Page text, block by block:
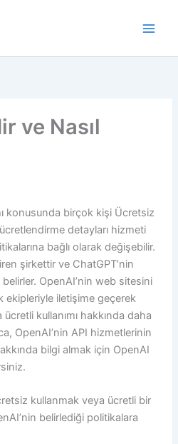
ve Nasıl
konusunda birçok kişi Ücretsiz
detayları hizmeti
bağlı olarak değişebilir.
şirkettir ve ChatGPT’nin
belirler. OpenAI’nin web sitesini
ekipleriyle iletişime geçerek
kullanımı hakkında daha
OpenAI’nin API hizmetlerinin
bilgi almak için OpenAI
kullanmak veya ücretli bir
belirlediği politikalara